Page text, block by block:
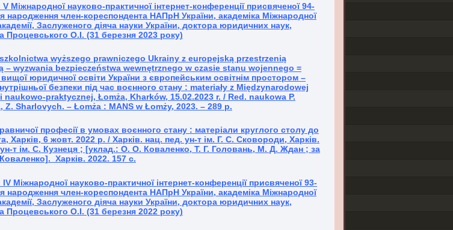
V Міжнародної науково-практичної інтернет-конференції присвяченої 94-
народження член-кореспондента НАПрН України, академіка Міжнародної
Заслуженого діяча науки України, доктора юридичних наук,
Процевського О.І. (31 березня 2023 року)
wyższego prawniczego Ukrainy z europejską przestrzenią
– wyzwania bezpieczeństwa wewnętrznego w czasie stanu wojennego =
вищої юридичної освіти України з європейським освітнім простором –
безпеки під час воєнного стану : materiały z Międzynarodowej
naukowo-praktycznej, Łomża, Kharków, 15.02.2023 r. / Red. naukowa P.
Z. Sharlovych. – Łomża : MANS w Łomży, 2023. – 289 p.
професії в умовах воєнного стану : матеріали круглого столу до
Харків, 6 жовт. 2022 р. / Харків. нац. пед. ун-т ім. Г. С. Сковороди, Харків.
т ім. С. Кузнеця ; [уклад.: О. О. Коваленко, Т. Г. Головань, М. Д. Ждан ; за
Харків. 2022. 157 с.
IV Міжнародної науково-практичної інтернет-конференції присвяченої 93-
народження член-кореспондента НАПрН України, академіка Міжнародної
Заслуженого діяча науки України, доктора юридичних наук,
Процевського О.І. (31 березня 2022 року)